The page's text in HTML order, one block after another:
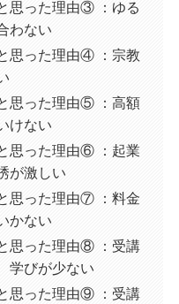
思った理由③ ：ゆる
わない
思った理由④ ：宗教
思った理由⑤ ：高額
けない
思った理由⑥ ：起業
が激しい
思った理由⑦ ：料金
かない
思った理由⑧ ：受講
学びが少ない
思った理由⑨ ：受講